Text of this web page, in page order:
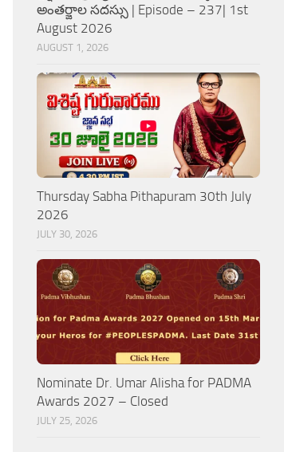
అంతర్జాల సదస్సు | Episode – 237| 1st
August 2026
AUGUST 1, 2026
Thursday Sabha Pithapuram 30th July
2026
JULY 30, 2026
Nominate Dr. Umar Alisha for PADMA
Awards 2027 – Closed
JULY 25, 2026